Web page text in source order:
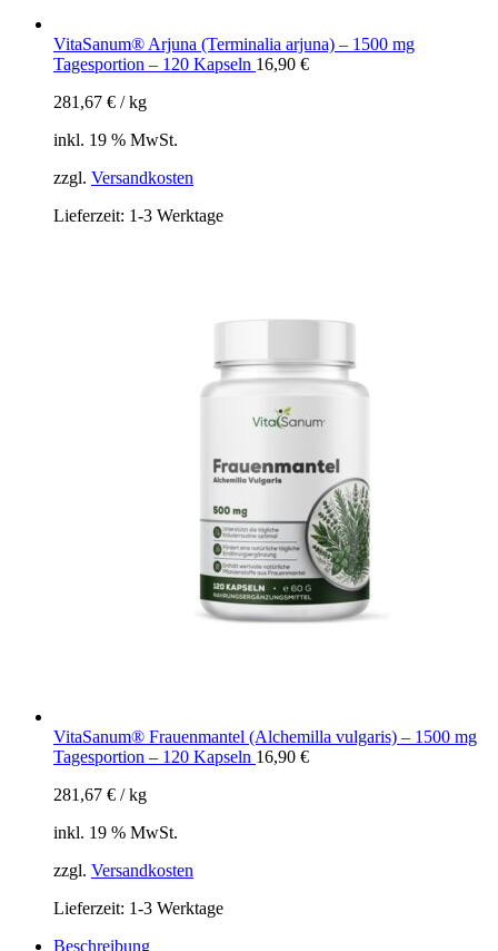
VitaSanum® Arjuna (Terminalia arjuna) – 1500 mg
Tagesportion – 120 Kapseln 16,90 €
281,67 € /kg
inkl. 19 % MwSt.
zzgl. Versandkosten
Lieferzeit: 1-3 Werktage
VitaSanum® Frauenmantel (Alchemilla vulgaris) – 1500 mg
Tagesportion – 120 Kapseln 16,90 €
281,67 € /kg
inkl. 19 % MwSt.
zzgl. Versandkosten
Lieferzeit: 1-3 Werktage
Beschreibung